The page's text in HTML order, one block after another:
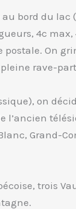
bord du
4c
On
rave-
on
trois